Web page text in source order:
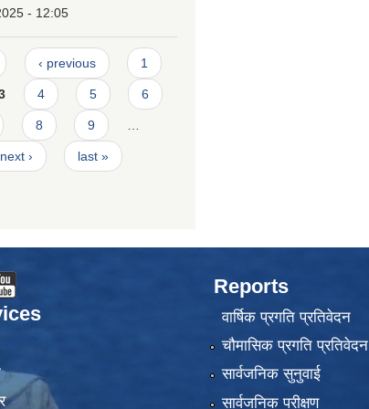
- 12:05
‹ previous 1
4 5 6
8 9
next › last »
Reports
वार्षिक प्रगति प्रतिवेदन
चौमासिक प्रगति प्रतिवेदन
सार्वजनिक सुनुवाई
सार्वजनिक परीक्षण